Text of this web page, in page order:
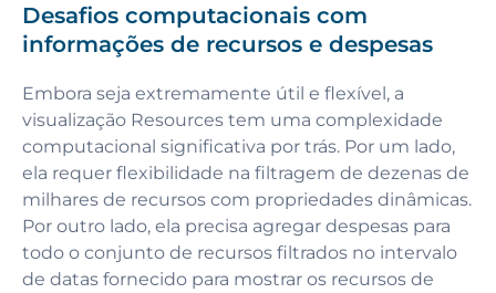
Desafios computacionais com
informações de recursos e despesas
Embora seja extremamente útil e flexível, a
visualização Resources tem uma complexidade
computacional significativa por trás. Por um lado,
ela requer flexibilidade na filtragem de dezenas de
milhares de recursos com propriedades dinâmicas.
Por outro lado, ela precisa agregar despesas para
todo o conjunto de recursos filtrados no intervalo
de datas fornecido para mostrar os recursos de